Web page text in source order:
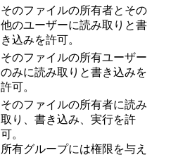
そのファイルの所有者とその
他のユーザーに読み取りと書
き込みを許可。
そのファイルの所有ユーザー
のみに読み取りと書き込みを
許可。
そのファイルの所有者に読み
取り、書き込み、実行を許
可。
所有グループには権限を与え